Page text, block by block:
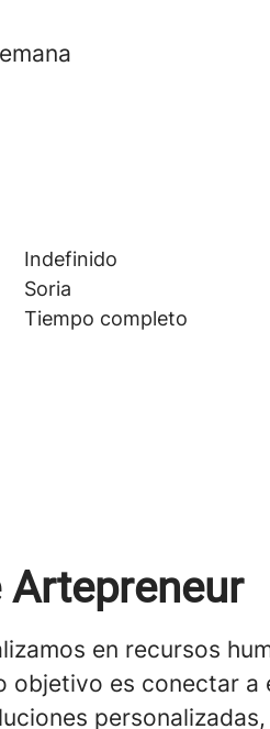
Indefinido
Soria
Tiempo completo
en recursos
objetivo es conectar a
personalizadas,